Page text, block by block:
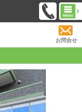
お問合せ